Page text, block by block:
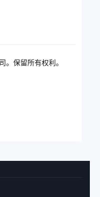
。保留所有权利。